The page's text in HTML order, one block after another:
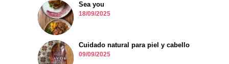
Sea you
18/09/2025
Cuidado natural para piel y cabello
09/09/2025